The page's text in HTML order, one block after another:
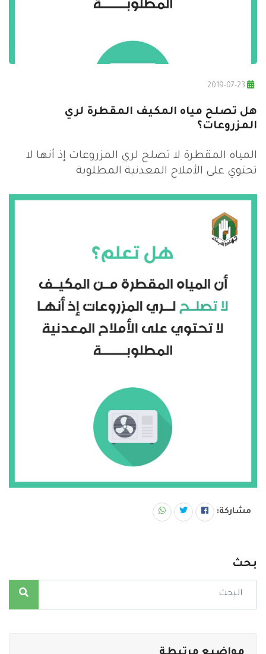
هل تصلح مياه المكيف المقطرة لري
المزروعات؟
المياه المقطرة لا تصلح لري المزروعات إذ أنها لا
تحتوي على الأملاح المعدنية المطلوبة
مشاركة:
بحث